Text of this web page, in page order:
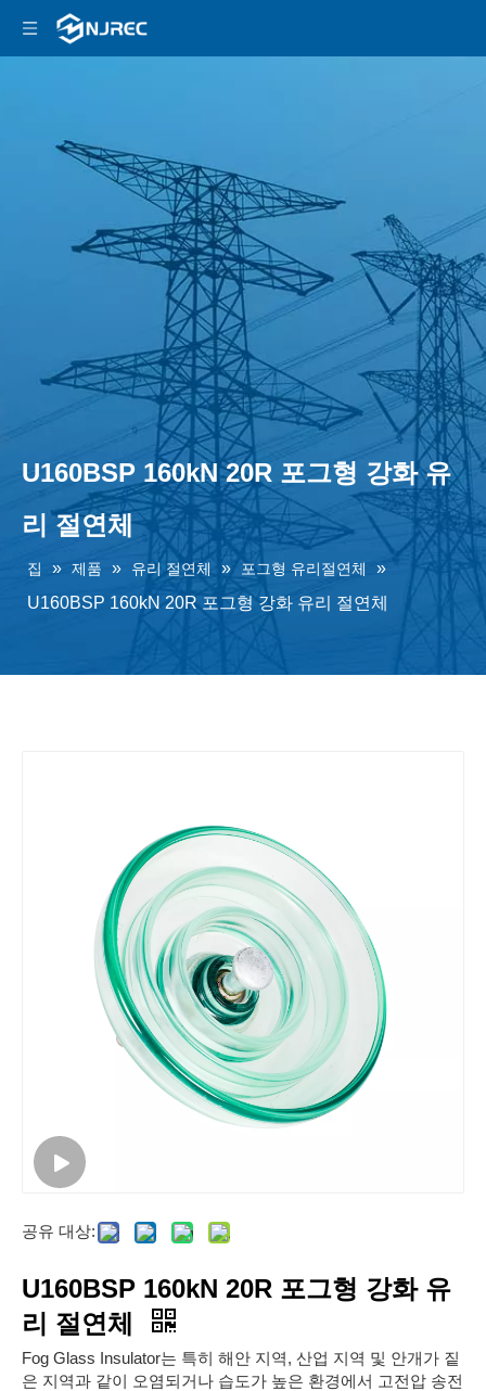
U160BSP 160kN 20R 포그형 강화 유
리 절연체
집 » 제품 » 유리 절연체 » 포그형 유리절연체
»
U160BSP 160kN 20R 포그형 강화 유리 절연체
공유 대상:
U160BSP 160kN 20R 포그형 강화 유
리 절연체
Fog Glass Insulator는 특히 해안 지역, 산업 지역 및 안개가 짙
은 지역과 같이 오염되거나 습도가 높은 환경에서 고전압 송전